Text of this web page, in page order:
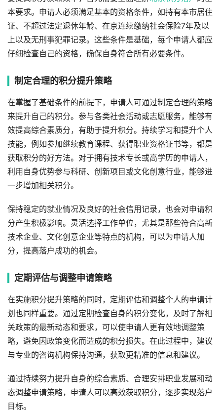
本要求。申请人必须满足基本的资格条件，如持有本市居住
证、不超过法定退休年龄、在京连续缴纳社会保险7年及以
上以及无刑事犯罪记录。这些条件是基础，每个申请人都应
仔细检查自己的资格，确保自身符合所有必要条件。
制定合理的积分提升策略
在掌握了基础条件的前提下，申请人可通过制定合理的策略
来提升自己的积分。参与各类社会活动或志愿服务，能够有
效提高综合素质分，有助于提升积分。持续学习和提升个人
技能，例如参加继续教育课程、获得职业资格证书等，都是
获取积分的好方法。对于拥有技术专长或高学历的申请人，
利用自身优势参与科研、创新项目或文化创意行业，能够进
一步增加相关积分。
保持稳定的就业情况及良好的社会信用记录，也会对申请积
分产生积极影响。灵活选择工作单位，尤其是那些符合高新
技术企业、文化创意企业等特点的机构，可以为申请人加
分，提高落户成功的机会。
定期评估与调整申请策略
在实施积分提升策略的同时，定期评估和调整个人的申请计
划也同样重要。通过定期检查自身的积分变化，及时了解相
关政策的最新动态和要求，可以使申请人更有效地调整策
略，避免因政策变化而造成的积分损失。在此过程中，建议
与专业的咨询机构保持沟通，获取更精准的信息和建议。
通过持续努力提升自身的综合素质、合理安排职业发展和动
态调整申请策略，申请人可以高效获取积分，逐步实现落户
目标。